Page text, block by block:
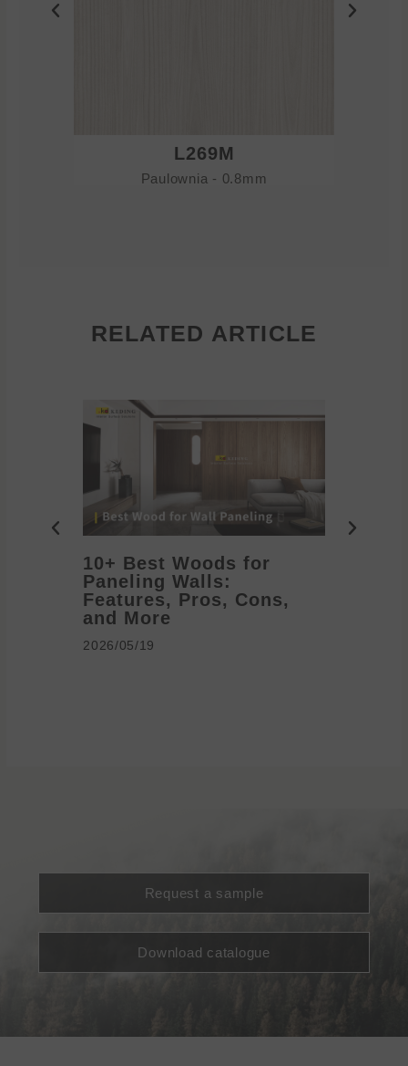
L269M
Paulownia - 0.8mm
RELATED ARTICLE
10+ Best Woods for
Paneling Walls:
Features, Pros, Cons,
and More
2026/05/19
Request a sample
Download catalogue